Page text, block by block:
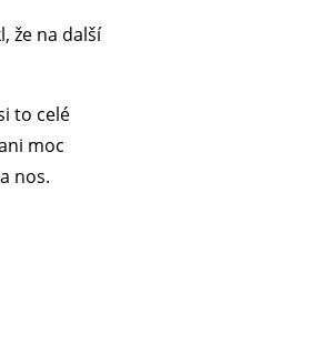
že na další
to celé
moc
nos.